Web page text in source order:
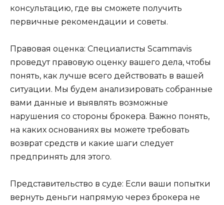
консультацию, где вы сможете получить
первичные рекомендации и советы.
Правовая оценка: Специалисты Scammavis
проведут правовую оценку вашего дела, чтобы
понять, как лучше всего действовать в вашей
ситуации. Мы будем анализировать собранные
вами данные и выявлять возможные
нарушения со стороны брокера. Важно понять,
на каких основаниях вы можете требовать
возврат средств и какие шаги следует
предпринять для этого.
Представительство в суде: Если ваши попытки
вернуть деньги напрямую через брокера не